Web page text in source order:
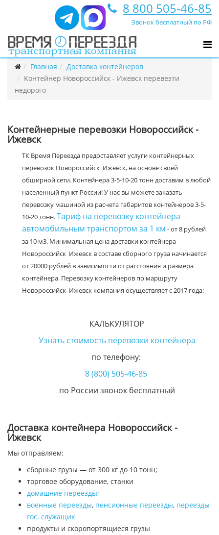
8 800 505-46-85
Звонок бесплатный по РФ
Главная
Доставка контейнеров
Контейнер Новороссийск - Ижевск перевезти
недорого
Контейнерные перевозки Новороссийск -
Ижевск
ТК Время Переезда предоставляет услуги контейнерных
перевозок Новороссийск Ижевск, на основе своей
обширной сети. Контейнера 3-5-10-20 тонн доставим в любой
населенный пункт России! У нас вы можете заказать
перевозку машиной из расчета габаритов контейнеров 3-5-
10-20 тонн.Тариф на перевозку контейнера
автомобильным транспортом за 1 км - от 8 рублей
за 10 м3. Минимальная цена доставки контейнера
Новороссийск Ижевск в составе сборного груза начинается
от 20000 рублей в зависимости от расстояния и размера
контейнера. Перевозку контейнеров по маршруту
Новороссийск Ижевск компания осуществляет с 2017 года:
КАЛЬКУЛЯТОР
Узнать стоимость перевозки контейнера
по телефону:
8 (800) 505-46-85
по России звонок бесплатный
Доставка контейнера Новороссийск -
Ижевск
Мы отправляем:
сборные грузы — от 300 кг до 10 тонн;
торговое оборудование, станки
домашние переезды;
военные переезды, пенсионные переезды, переезды
гос. служащих
продукты и скоропортящиеся грузы